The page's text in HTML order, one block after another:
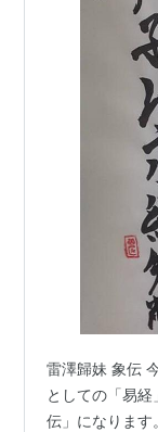
雷澤歸妹 象伝
としての「易
伝」になりま